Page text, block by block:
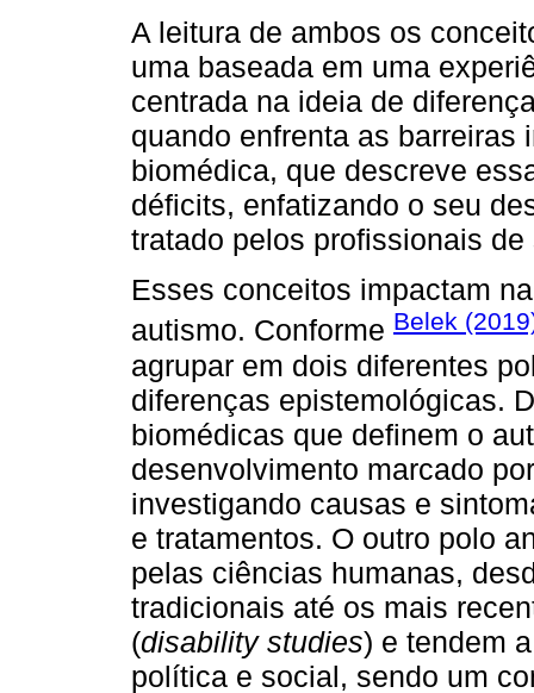
A leitura de ambos os
uma baseada em uma
centrada na ideia de
quando enfrenta as barreiras
biomédica, que descreve
déficits, enfatizando o seu
tratado pelos profissionais de
Esses conceitos impactam
autismo. Conforme Belek
agrupar em dois diferentes
diferenças epistemológicas.
biomédicas que definem o
desenvolvimento marcado
investigando causas e
e tratamentos. O outro polo
pelas ciências humanas,
tradicionais até os mais
(disability studies) e tendem
política e social, sendo um